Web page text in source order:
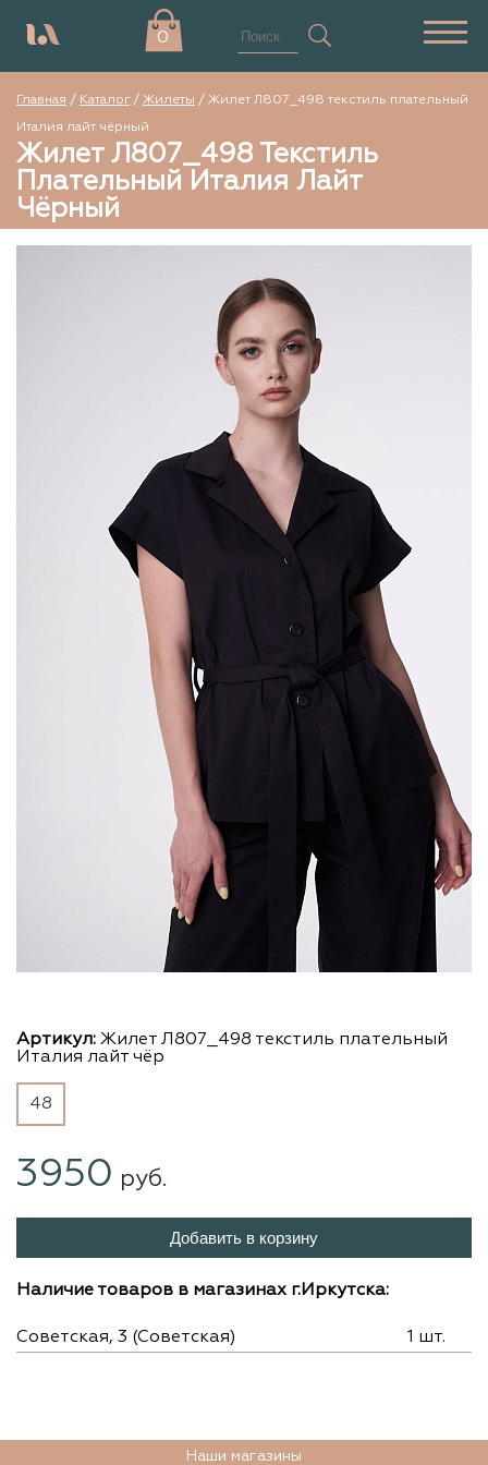
0
Главная / Каталог/ Жилеты / Жилет Л807_498 текстиль плательный
Италия лайт чёрный
Жилет Л807_498 Текстиль
Плательный Италия Лайт
Чёрный
Артикул: Жилет Л807_498 текстиль плательный
Италия лайт чёр
48
3950 руб.
Добавить в корзину
Наличие товаров в магазинах г.Иркутска:
Советская, 3 (Советская) 1 шт.
Наши магазины